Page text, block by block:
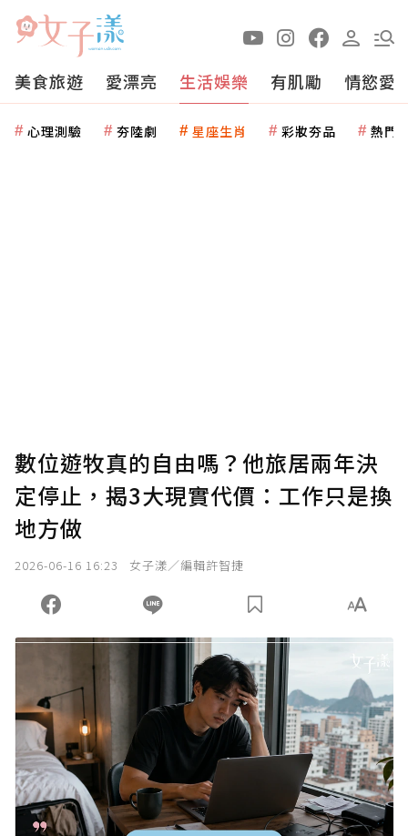
美食旅遊 愛漂亮 生活娛樂 有肌勵 情慾愛
心理測驗 夯陸劇 星座生肖 彩妝夯品 熱門
數位遊牧真的自由嗎？他旅居兩年決
定停止，揭3大現實代價：工作只是換
地方做
2026-06-16 16:23 女子漾／編輯許智捷